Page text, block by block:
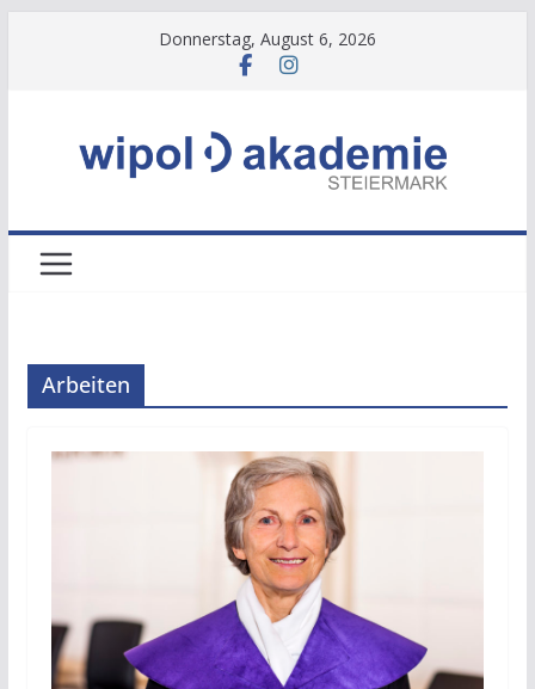
Donnerstag, August 6, 2026
Arbeiten